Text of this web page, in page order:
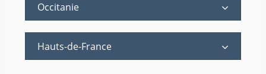
Occitanie
Hauts-de-France